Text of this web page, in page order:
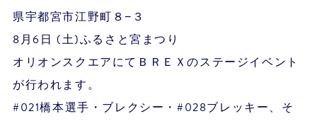
県宇都宮市江野町８−３
8月6日 (土)ふるさと宮まつり
オリオンスクエアにてＢＲＥＸのステージイベント
が行われます。
#021橋本選手・ブレクシー・#028ブレッキー、そ